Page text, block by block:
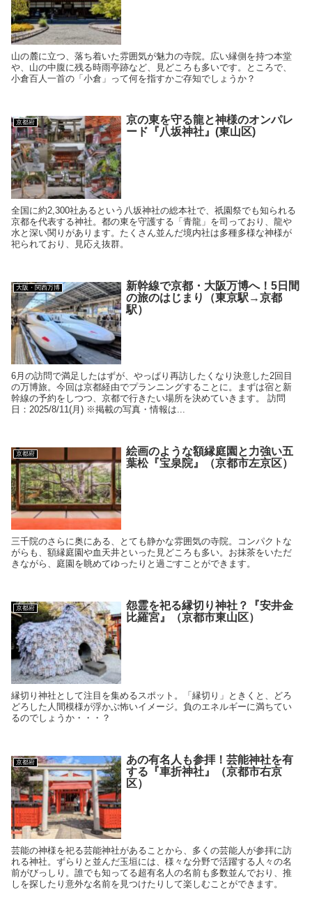
山の麓に立つ、落ち着いた雰囲気が魅力の寺院。広い縁側を持つ本堂
や、山の中腹に残る時雨亭跡など、見どころも多いです。ところで、
小倉百人一首の「小倉」って何を指すかご存知でしょうか？
京都府
京の東を守る龍と神様のオンパレ
ード『八坂神社』(東山区)
全国に約2,300社あるという八坂神社の総本社で、祇園祭でも知られる
京都を代表する神社。都の東を守護する「青龍」を司っており、龍や
水と深い関りがあります。たくさん並んだ境内社は多種多様な神様が
祀られており、見応え抜群。
大阪・関西万博
新幹線で京都・大阪万博へ！5日間
の旅のはじまり（東京駅→京都
駅）
6月の訪問で満足したはずが、やっぱり再訪したくなり決意した2回目
の万博旅。今回は京都経由でプランニングすることに。まずは宿と新
幹線の予約をしつつ、京都で行きたい場所を決めていきます。 訪問
日：2025/8/11(月) ※掲載の写真・情報は...
京都府
絵画のような額縁庭園と力強い五
葉松『宝泉院』（京都市左京区）
三千院のさらに奥にある、とても静かな雰囲気の寺院。コンパクトな
がらも、額縁庭園や血天井といった見どころも多い。お抹茶をいただ
きながら、庭園を眺めてゆったりと過ごすことができます。
京都府
怨霊を祀る縁切り神社？『安井金
比羅宮』（京都市東山区）
縁切り神社として注目を集めるスポット。「縁切り」ときくと、どろ
どろした人間模様が浮かぶ怖いイメージ。負のエネルギーに満ちてい
るのでしょうか・・・？
京都府
あの有名人も参拝！芸能神社を有
する『車折神社』（京都市右京
区）
芸能の神様を祀る芸能神社があることから、多くの芸能人が参拝に訪
れる神社。ずらりと並んだ玉垣には、様々な分野で活躍する人々の名
前がびっしり。誰でも知ってる超有名人の名前も多数並んでおり、推
しを探したり意外な名前を見つけたりして楽しむことができます。